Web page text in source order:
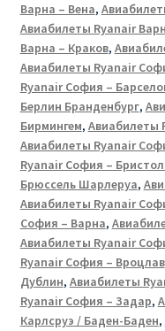
Варна – Вена,
Авиабилеты Ryanair
Варна – Краков,
Авиабилеты Ryanair
Ryanair София –
Берлин Бранденбург,
Бирмингем, Авиабилеты
Авиабилеты Ryanair
Ryanair София –
Брюссель Шарлеруа,
Авиабилеты Ryanair
София – Варна,
Авиабилеты Ryanair
Ryanair София – Вроцлав
Дублин, Авиабилеты
Ryanair София – Задар,
Карлсруэ / Баден-Баден,